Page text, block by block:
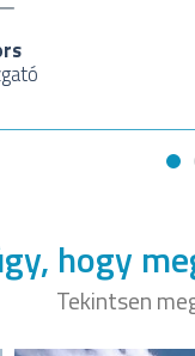
hogy
Tekintsen